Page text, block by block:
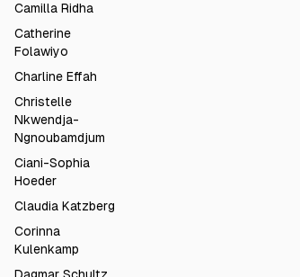
Camilla Ridha
Catherine
Folawiyo
Charline Effah
Christelle
Nkwendja-
Ngnoubamdjum
Ciani-Sophia
Hoeder
Claudia Katzberg
Corinna
Kulenkamp